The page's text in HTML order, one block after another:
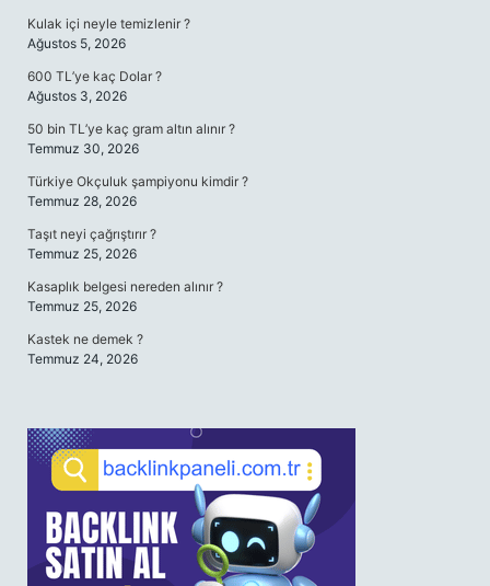
Kulak içi neyle temizlenir ?
Ağustos 5, 2026
600 TL’ye kaç Dolar ?
Ağustos 3, 2026
50 bin TL’ye kaç gram altın alınır ?
Temmuz 30, 2026
Türkiye Okçuluk şampiyonu kimdir ?
Temmuz 28, 2026
Taşıt neyi çağrıştırır ?
Temmuz 25, 2026
Kasaplık belgesi nereden alınır ?
Temmuz 25, 2026
Kastek ne demek ?
Temmuz 24, 2026